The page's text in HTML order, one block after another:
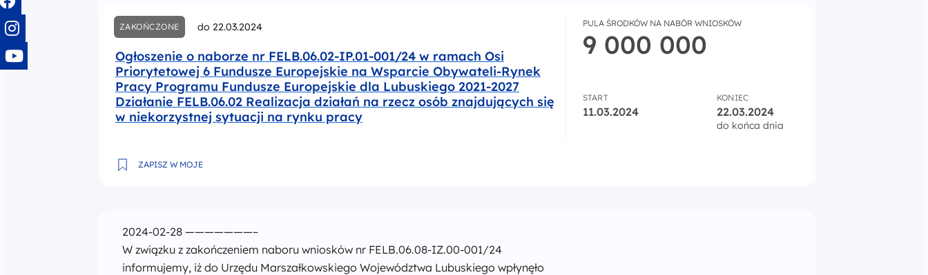
ZAKOŃCZONE do 22.03.2024
Ogłoszenie o naborze nr FELB.06.02-IP.01-001/24 w ramach Osi
Priorytetowej 6 Fundusze Europejskie na Wsparcie Obywateli-Rynek
Pracy Programu Fundusze Europejskie dla Lubuskiego 2021-2027
Działanie FELB.06.02 Realizacja działań na rzecz osób znajdujących się
w niekorzystnej sytuacji na rynku pracy
PULA ŚRODKÓW NA NABÓR WNIOSKÓW
9 000 000
START
11.03.2024
KONIEC
22.03.2024
do końca dnia
ZAPISZ W MOJE
Ogłoszenie o naborze nr FELB.06.02-IP.01-001/24 w ramach Osi Priorytetowej 6 Fundusze Europejskie na Wsparcie Obywateli-Rynek Pracy Programu
2024-02-28 ———————–
W związku z zakończeniem naboru wniosków nr FELB.06.08-IZ.00-001/24
informujemy, iż do Urzędu Marszałkowskiego Województwa Lubuskiego wpłynęło